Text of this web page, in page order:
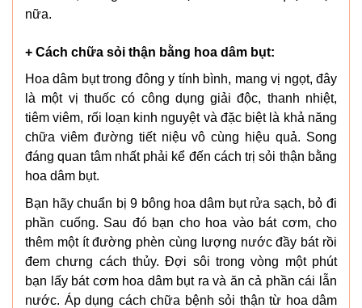
nữa.
+ Cách chữa sỏi thận bằng hoa dâm bụt:
Hoa dâm bụt trong đông y tính bình, mang vị ngọt, đây
là một vị thuốc có công dụng giải độc, thanh nhiệt,
tiêm viêm, rối loạn kinh nguyệt và đặc biệt là khả năng
chữa viêm đường tiết niệu vô cùng hiệu quả. Song
đáng quan tâm nhất phải kể đến cách trị sỏi thận bằng
hoa dâm bụt.
Bạn hãy chuẩn bị 9 bông hoa dâm bụt rửa sạch, bỏ đi
phần cuống. Sau đó bạn cho hoa vào bát cơm, cho
thêm một ít đường phèn cùng lượng nước đầy bát rồi
đem chưng cách thủy. Đợi sôi trong vòng một phút
bạn lấy bát cơm hoa dâm bụt ra và ăn cả phần cái lẫn
nước. Áp dụng cách chữa bệnh sỏi thận từ hoa dâm